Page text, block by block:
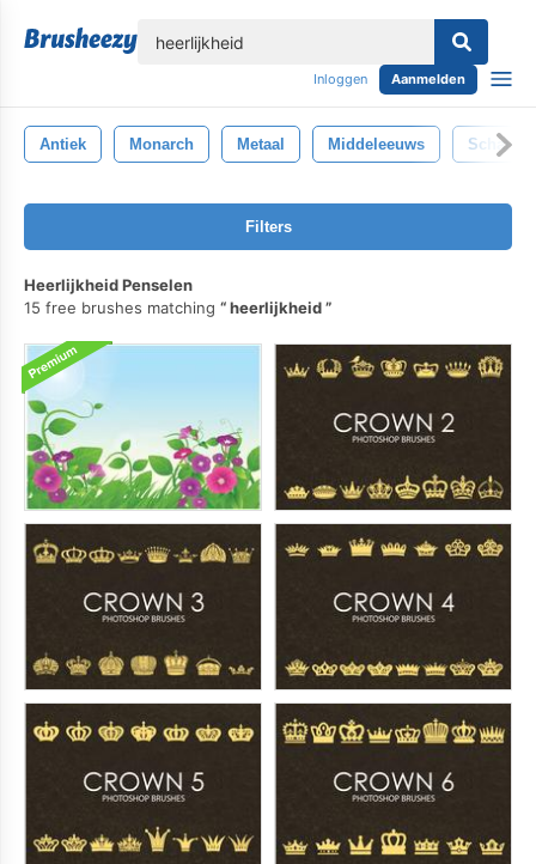
Inloggen Aanmelden
Antiek Monarch Metaal Middeleeuws Schat
Filters
Heerlijkheid Penselen
15 free brushes matching
heerlijkheid